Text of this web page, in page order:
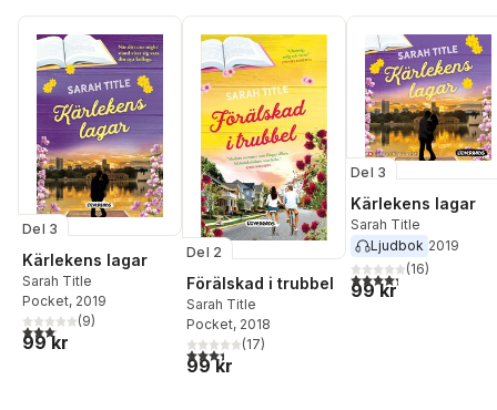
Del 3
Kärlekens lagar
Sarah Title
Pocket, 2019
3,1utav 5 stjärnor. Totalt antal röster:
(9)
99 kr
Del 2
Förälskad i trubbel
Sarah Title
Pocket, 2018
3,4utav 5 stjärnor. Totalt antal röster:
(17)
99 kr
Del 3
Kärlekens lagar
Sarah Title
Ljudbok 2019
4,3utav 5 stjärnor.
(16)
99 kr